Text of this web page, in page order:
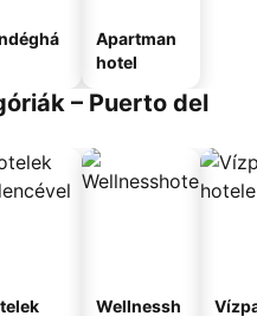
Apartman
hotel
– Puerto del
Wellnessh